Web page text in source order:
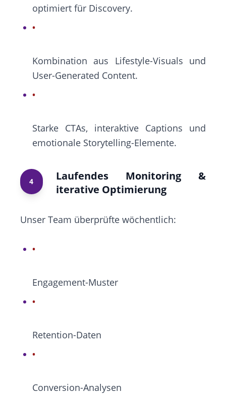
optimiert für Discovery.
Kombination aus Lifestyle-Visuals und
User-Generated Content.
Starke CTAs, interaktive Captions und
emotionale Storytelling-Elemente.
4
Laufendes Monitoring &
iterative Optimierung
Unser Team überprüfte wöchentlich:
Engagement-Muster
Retention-Daten
Conversion-Analysen